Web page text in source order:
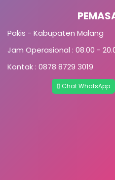
Pakis - Kabupaten Malang
Jam Operasional : 08.00 -
Kontak : 0878 8729 3019
Chat WhatsApp